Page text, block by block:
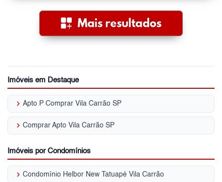
Imóveis em Destaque
keyboard_arrow_right Apto P Comprar Vila Carrão SP
keyboard_arrow_right Comprar Apto Vila Carrão SP
Imóveis por Condomínios
keyboard_arrow_right Condomínio Helbor New Tatuapé Vila Carrão